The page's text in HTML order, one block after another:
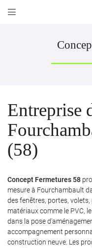

06 12 55 23 00
 Adresse email de
 Recopier le code ci-
Rafraîchir le captcha
Entreprise
(58)
Concept Fermetures 58
mesure à Fourchambault
des fenêtres, portes,
matériaux comme le PVC,
dans la pose
accompagnement
construction neuve. Les